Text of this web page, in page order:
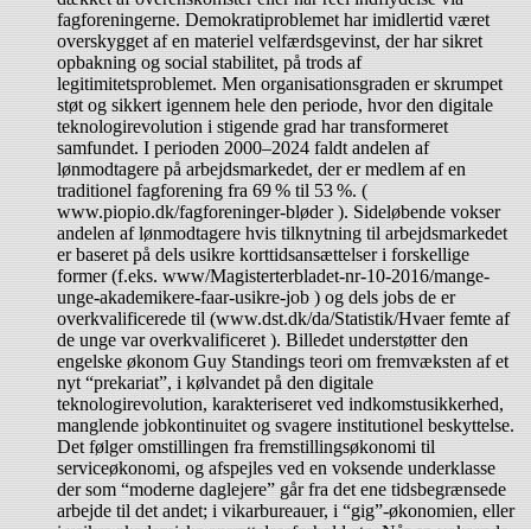
fagforeningerne. Demokratiproblemet har imidlertid været
overskygget af en materiel velfærdsgevinst, der har sikret
opbakning og social stabilitet, på trods af
legitimitetsproblemet. Men organisationsgraden er skrumpet
støt og sikkert igennem hele den periode, hvor den digitale
teknologirevolution i stigende grad har transformeret
samfundet. I perioden 2000–2024 faldt andelen af
lønmodtagere på arbejdsmarkedet, der er medlem af en
traditionel fagforening fra 69 % til 53 %. (
www.piopio.dk/fagforeninger-bløder ). Sideløbende vokser
andelen af lønmodtagere hvis tilknytning til arbejdsmarkedet
er baseret på dels usikre korttidsansættelser i forskellige
former (f.eks. www/Magisterterbladet-nr-10-2016/mange-
unge-akademikere-faar-usikre-job ) og dels jobs de er
overkvalificerede til (www.dst.dk/da/Statistik/Hvaer femte af
de unge var overkvalificeret ). Billedet understøtter den
engelske økonom Guy Standings teori om fremvæksten af et
nyt “prekariat”, i kølvandet på den digitale
teknologirevolution, karakteriseret ved indkomstusikkerhed,
manglende jobkontinuitet og svagere institutionel beskyttelse.
Det følger omstillingen fra fremstillingsøkonomi til
serviceøkonomi, og afspejles ved en voksende underklasse
der som “moderne daglejere” går fra det ene tidsbegrænsede
arbejde til det andet; i vikarbureauer, i “gig”-økonomien, eller